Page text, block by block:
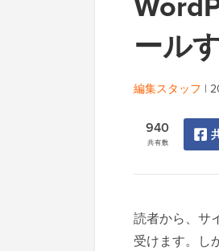
ール
編集スタッフ |
共有数
940
読者から、サ
受けます。し